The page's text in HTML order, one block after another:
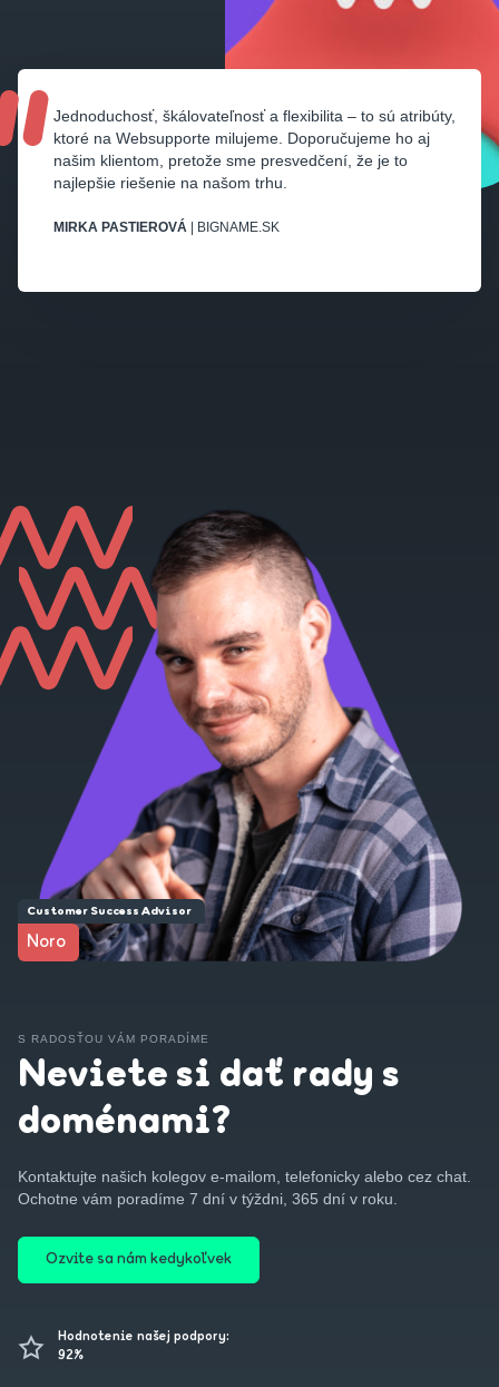
Jednoduchosť, škálovateľnosť a flexibilita – to sú atribúty,
ktoré na Websupporte milujeme. Doporučujeme ho aj
našim klientom, pretože sme presvedčení, že je to
najlepšie riešenie na našom trhu.
MIRKA PASTIEROVÁ | BIGNAME.SK
Customer Success Advisor
Noro
S RADOSŤOU VÁM PORADÍME
Neviete si dať rady s
doménami?
Kontaktujte našich kolegov e-mailom, telefonicky alebo cez chat.
Ochotne vám poradíme 7 dní v týždni, 365 dní v roku.
Ozvite sa nám kedykoľvek
Hodnotenie našej podpory:
92%